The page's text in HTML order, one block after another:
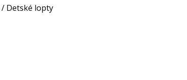
/ Detské lopty